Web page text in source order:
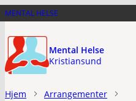
Hopp
hovedinnhold
MENTAL HELSE
Mental Helse
Kristiansund
Hjem Arrangementer